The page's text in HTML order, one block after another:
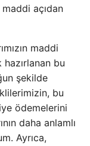
açıdan
maddi
bu
şekilde
bu
ödemelerini
daha anlamlı
Ayrıca,